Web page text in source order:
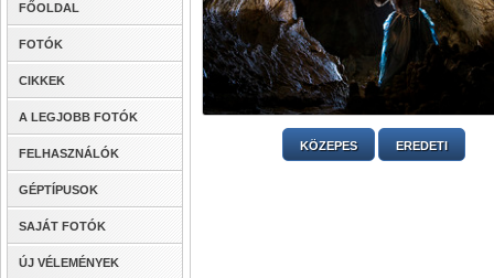
FŐOLDAL
FOTÓK
CIKKEK
A LEGJOBB FOTÓK
FELHASZNÁLÓK
GÉPTÍPUSOK
SAJÁT FOTÓK
ÚJ VÉLEMÉNYEK
KÖZEPES EREDETI